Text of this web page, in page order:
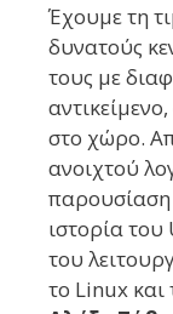
Έχουμε τη
δυνατούς
τους με
στο χώρο.
ανοιχτού
παρουσίαση
ιστορία
του
το Linux και